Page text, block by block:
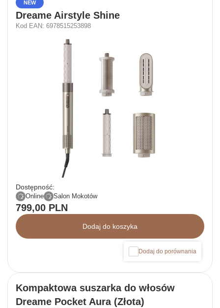
NEW
Dreame Airstyle Shine
Kod EAN: 6978515253898
Dostępność:
Online Salon Mokotów
799,00 PLN
Dodaj do koszyka
Dodaj do porównania
Kompaktowa suszarka do włosów
Dreame Pocket Aura (Złota)